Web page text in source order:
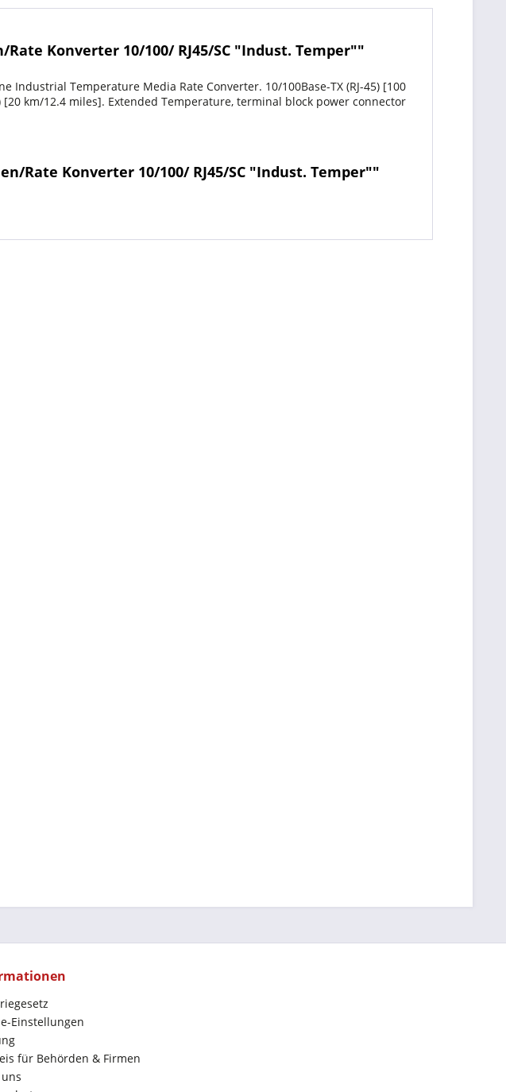
Konverter 10/100/ RJ45/SC "Indust. Temper""
Industrial Temperature Media Rate Converter. 10/100Base-TX (RJ-45) [100
[20 km/12.4 miles]. Extended Temperature, terminal block power connector
Rate Konverter 10/100/ RJ45/SC "Indust. Temper""
Einstellungen
für Behörden & Firmen